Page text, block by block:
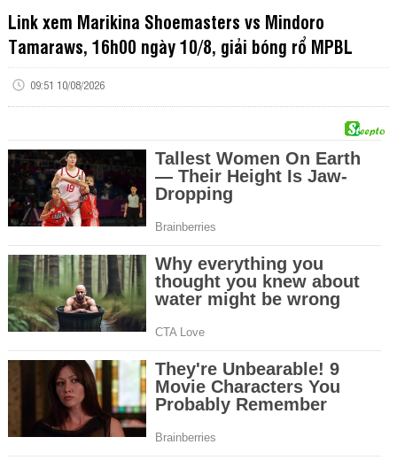
Link xem Marikina Shoemasters vs Mindoro
Tamaraws, 16h00 ngày 10/8, giải bóng rổ MPBL
09:51 10/08/2026